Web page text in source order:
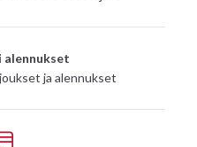
alennukset
ja alennukset